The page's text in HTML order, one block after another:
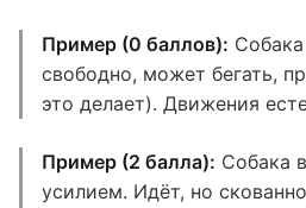
Пример (0 баллов):
свободно, может бегать,
это делает). Движения
Пример (2 балла): Собака
усилием. Идёт, но